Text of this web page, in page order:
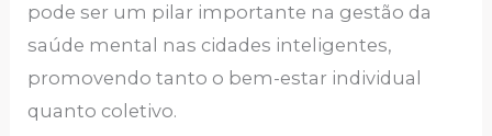
pode ser um pilar importante na gestão da
saúde mental nas cidades inteligentes,
promovendo tanto o bem-estar individual
quanto coletivo.